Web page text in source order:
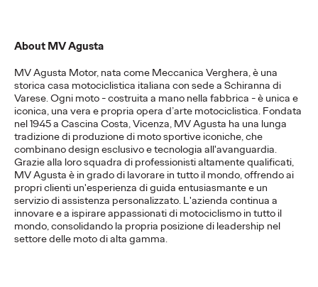
About MV Agusta
MV Agusta Motor, nata come Meccanica Verghera, è una
storica casa motociclistica italiana con sede a Schiranna di
Varese. Ogni moto - costruita a mano nella fabbrica - è unica e
iconica, una vera e propria opera d’arte motociclistica. Fondata
nel 1945 a Cascina Costa, Vicenza, MV Agusta ha una lunga
tradizione di produzione di moto sportive iconiche, che
combinano design esclusivo e tecnologia all'avanguardia.
Grazie alla loro squadra di professionisti altamente qualificati,
MV Agusta è in grado di lavorare in tutto il mondo, offrendo ai
propri clienti un'esperienza di guida entusiasmante e un
servizio di assistenza personalizzato. L'azienda continua a
innovare e a ispirare appassionati di motociclismo in tutto il
mondo, consolidando la propria posizione di leadership nel
settore delle moto di alta gamma.
EMERGENCY e
Ogilvy per chi fa
sentire la sua voce
contro la guerra.
Press Team 29/12/2025
Irresponsabili Una campagna per inaugurare il 2026 nel segno
della partecipazione e della pace
More→